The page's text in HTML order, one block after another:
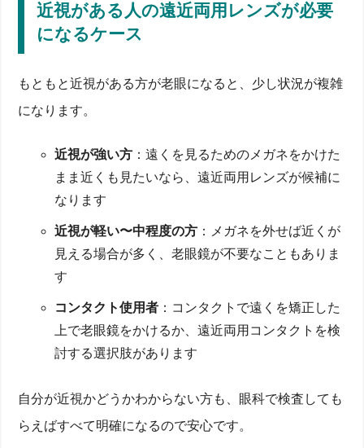
近視がある人の遠近両用レンズが必要
になるケース
もともと近視がある方が老眼になると、少し状況が複雑
になります。
近視が強い方 ：遠くを見るためのメガネをかけた
まま近くも見たいなら、遠近両用レンズが候補に
なります
近視が軽い〜中程度の方 ：メガネを外せば近くが
見える場合が多く、老眼鏡が不要なこともありま
す
コンタクト使用者 ：コンタクトで遠くを矯正した
上で老眼鏡をかけるか、遠近両用コンタクトを検
討する選択肢があります
自分が近視かどうかわからない方も、眼科で検査しても
らえばすべて明確になるので安心です。